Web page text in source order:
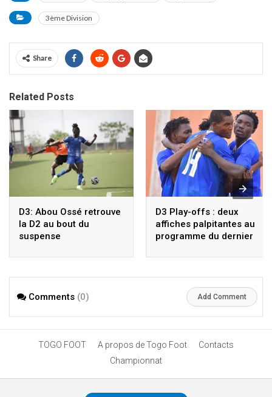
3ème Division
Share
Related Posts
D3: Abou Ossé retrouve
la D2 au bout du
suspense
D3 Play-offs : deux
affiches palpitantes au
programme du dernier
Comments (0) Add Comment
TOGO FOOT A propos de Togo Foot
Contacts
Championnat